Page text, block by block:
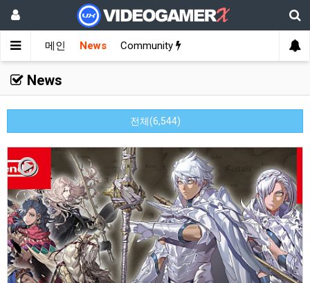
메인 News Community
News
전체(6,544)